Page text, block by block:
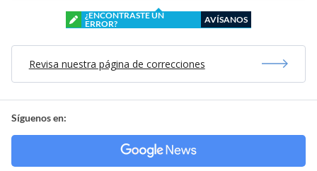
¿ENCONTRASTE UN
ERROR?
AVÍSANOS
Revisa nuestra página de correcciones
Síguenos en: